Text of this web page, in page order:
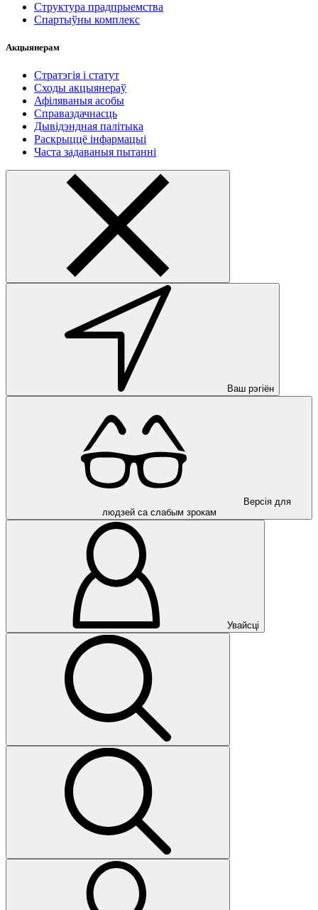
Структура прадпрыемства
Спартыўны комплекс
Акцыянерам
Стратэгія і статут
Сходы акцыянераў
Афіляваныя асобы
Справаздачнасць
Дывідэндная палітыка
Раскрыццё інфармацыі
Часта задаваныя пытанні
Ваш рэгіён
Версія для
людзей са слабым зрокам
Увайсці